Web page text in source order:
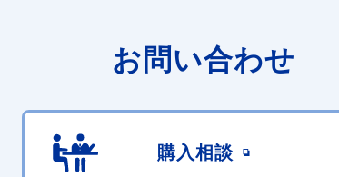
お問い合わせ
購入相談